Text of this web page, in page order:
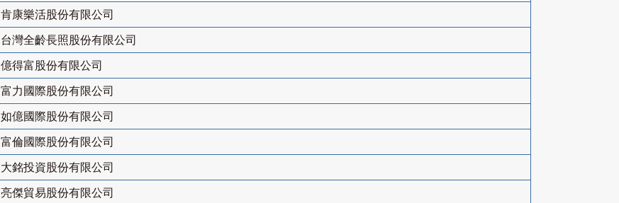
肯康樂活股份有限公司
台灣全齡長照股份有限公司
億得富股份有限公司
富力國際股份有限公司
如億國際股份有限公司
富倫國際股份有限公司
大銘投資股份有限公司
亮傑貿易股份有限公司